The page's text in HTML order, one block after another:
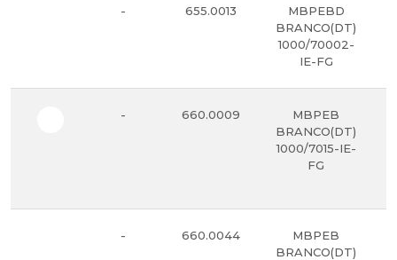
- 655.0013
MBPEBD
BRANCO(DT)
1000/70002-
IE-FG
- 660.0009
MBPEB
BRANCO(DT)
1000/7015-IE-
FG
- 660.0044
MBPEB
BRANCO(DT)